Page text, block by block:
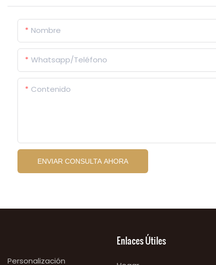
Nombre
Whatsapp/Teléfono
Contenido
ENVIAR CONSULTA AHORA
Personalización
Enlaces Útiles